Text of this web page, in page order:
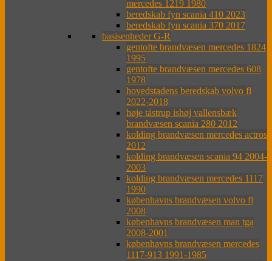
mercedes 1219 1980
beredskab fyn scania 410 2023
beredskab fyn scania 370 2017
basisenheder G-R
gentofte brandvæsen mercedes 1824
1995
gentofte brandvæsen mercedes 608
1978
hovedstadens beredskab volvo fl
2022-2018
høje tåstrup ishøj vallensbæk
brandvæsen scania 280 2012
kolding brandvæsen mercedes actros
2012
kolding brandvæsen scania 94 2004-
2003
kolding brandvæsen mercedes 1117
1990
københavns brandvæsen volvo fl
2008
københavns brandvæsen man tga
2008-2001
københavns brandvæsen mercedes
1117-913 1991-1985